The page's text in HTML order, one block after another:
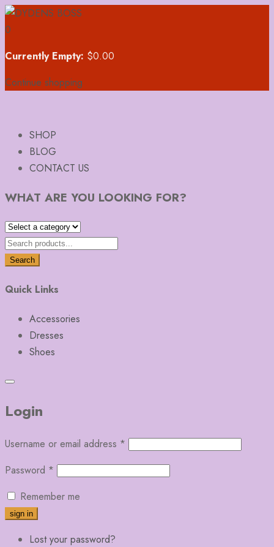
0
Currently Empty: $0.00
Continue shopping
SHOP
BLOG
CONTACT US
WHAT ARE YOU LOOKING FOR?
Search
Quick Links
Accessories
Dresses
Shoes
Login
Username or email address *
Password *
Remember me
Lost your password?